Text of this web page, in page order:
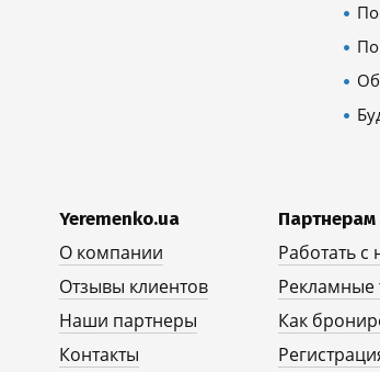
Yeremenko.ua
О компании
Отзывы клиентов
Наши партнеры
Контакты
Партнерам
Работать с
Рекламные
Как